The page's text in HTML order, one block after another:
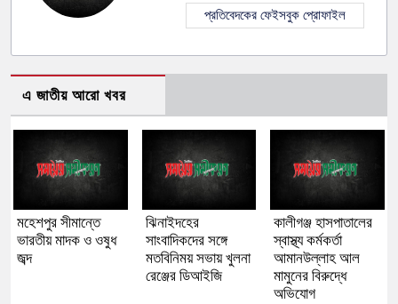
প্রতিবেদকের ফেইসবুক প্রোফাইল
এ জাতীয় আরো খবর
মহেশপুর সীমান্তে
ভারতীয় মাদক ও ওষুধ
জব্দ
ঝিনাইদহের
সাংবাদিকদের সঙ্গে
মতবিনিময় সভায় খুলনা
রেঞ্জের ডিআইজি
কালীগঞ্জ হাসপাতালের
স্বাস্থ্য কর্মকর্তা
আমানউল্লাহ আল
মামুনের বিরুদ্ধে
অভিযোগ